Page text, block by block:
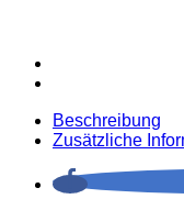
Beschreibung
Zusätzliche